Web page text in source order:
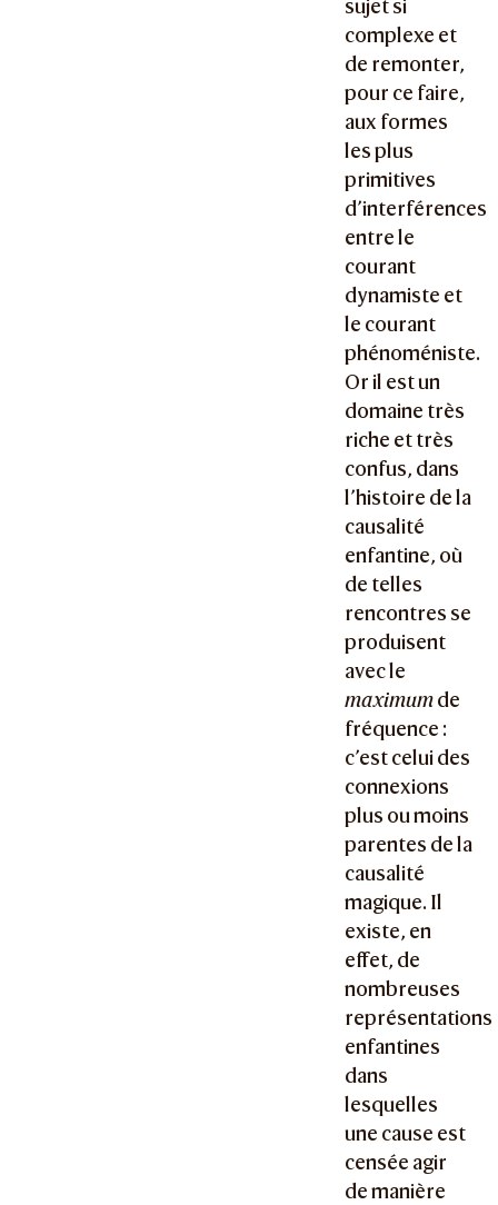
sujet si
complexe et
de remonter,
pour ce faire,
aux formes
les plus
primitives
d’interférences
entre le
courant
dynamiste et
le courant
phénoméniste.
Or il est un
domaine très
riche et très
confus, dans
l’histoire de la
causalité
enfantine, où
de telles
rencontres se
produisent
avec le
maximumde
fréquence :
c’est celui des
connexions
plus ou moins
parentes de la
causalité
magique. Il
existe, en
effet, de
nombreuses
représentations
enfantines
dans
lesquelles
une cause est
censée agir
de manière